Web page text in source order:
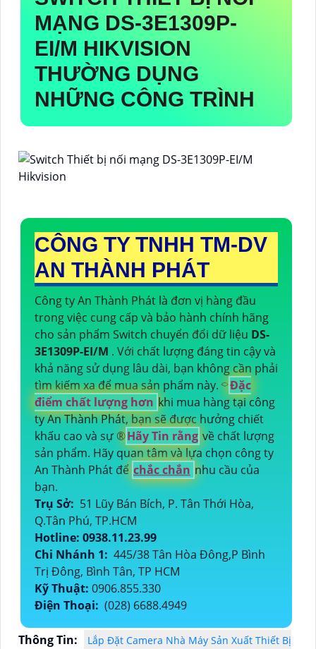
MẠNG DS-3E1309P-
EI/M HIKVISION
THƯỜNG DỤNG
NHỮNG CÔNG TRÌNH
CÔNG TY TNHH TM-DV
AN THÀNH PHÁT
Công ty An Thành Phát là đơn vị hàng đầu
trong việc cung cấp và bảo hành chính hãng
cho sản phẩm Switch chuyển đổi dữ liệu DS-
3E1309P-EI/M . Với chất lượng đáng tin cậy và
khả năng sử dụng lâu dài, bạn không cần phải
tìm kiếm xa để mua sản phẩm này. ⌔Đặc
điểm chất lượng hơn khi mua hàng tại công
ty An Thành Phát, bạn sẽ được hưởng chiết
khấu cao và sự ®️Hãy Tin rằng về chất lượng
sản phẩm. Hãy quan tâm và lựa chọn công ty
An Thành Phát để chắc chắn nhu cầu của
bạn.
Trụ Sở: 51 Lũy Bán Bích, P. Tân Thới Hòa,
Q.Tân Phú, TP.HCM
Hotline: 0938.11.23.99
Chi Nhánh 1: 445/38 Tân Hòa Đông,P Bình
Trị Đông, Bình Tân, TP HCM
Kỹ Thuật: 0906.855.330
Điện Thoại: (028) 6688.4949
Thông Tin:
Lắp Đặt Camera Nhà Máy Sản Xuất Thiết Bị